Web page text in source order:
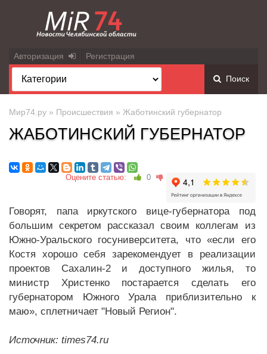
Авторизация Регистрация
Поиск
Мир74.ру » Происшествия » Жаботинский губернатор
ЖАБОТИНСКИЙ ГУБЕРНАТОР
Оцените статью: 0
Говорят, папа иркутского вице-губернатора под
большим секретом рассказал своим коллегам из
Южно-Уральского госуниверситета, что «если его
Костя хорошо себя зарекомендует в реализации
проектов Сахалин-2 и доступного жилья, то
министр Христенко постарается сделать его
губернатором Южного Урала приблизительно к
маю», сплетничает "Новый Регион".
Источник: times74.ru